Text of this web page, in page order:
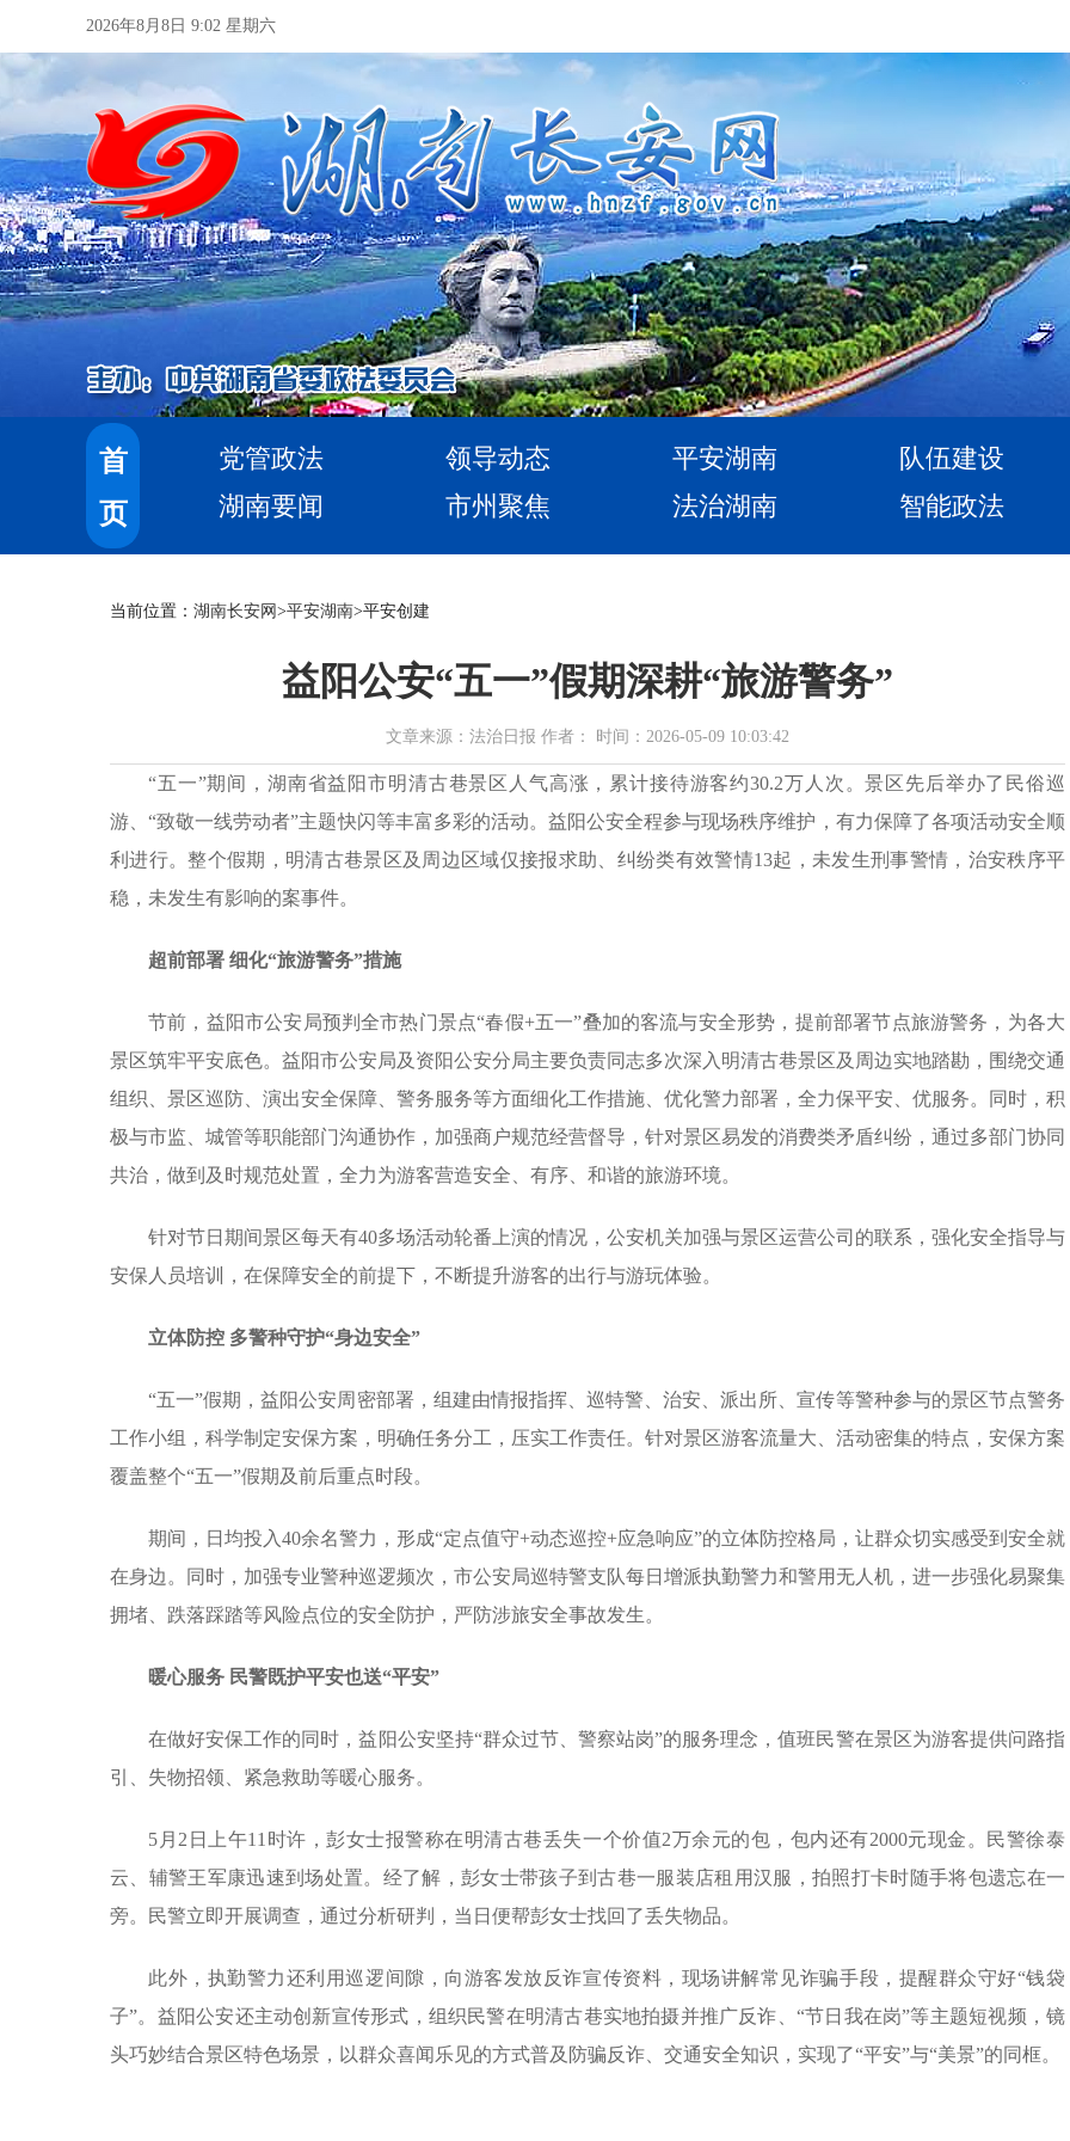
2026年8月8日 9:02 星期六
首
页
党管政法 领导动态 平安湖南
队伍建设
湖南要闻
市州聚焦 法治湖南 智能政法
当前位置： 湖南长安网 >平安湖南>平安创建
益阳公安“五一”假期深耕“旅游警务”
文章来源：法治日报 作者： 时间：2026-05-09 10:03:42
“五一”期间，湖南省益阳市明清古巷景区人气高涨，累计接待游客约30.2万人次。景区先后举办了民俗巡
游、“致敬一线劳动者”主题快闪等丰富多彩的活动。益阳公安全程参与现场秩序维护，有力保障了各项活动安全顺
利进行。整个假期，明清古巷景区及周边区域仅接报求助、纠纷类有效警情13起，未发生刑事警情，治安秩序平
稳，未发生有影响的案事件。
超前部署 细化“旅游警务”措施
节前，益阳市公安局预判全市热门景点“春假+五一”叠加的客流与安全形势，提前部署节点旅游警务，为各大
景区筑牢平安底色。益阳市公安局及资阳公安分局主要负责同志多次深入明清古巷景区及周边实地踏勘，围绕交通
组织、景区巡防、演出安全保障、警务服务等方面细化工作措施、优化警力部署，全力保平安、优服务。同时，积
极与市监、城管等职能部门沟通协作，加强商户规范经营督导，针对景区易发的消费类矛盾纠纷，通过多部门协同
共治，做到及时规范处置，全力为游客营造安全、有序、和谐的旅游环境。
针对节日期间景区每天有40多场活动轮番上演的情况，公安机关加强与景区运营公司的联系，强化安全指导与
安保人员培训，在保障安全的前提下，不断提升游客的出行与游玩体验。
立体防控 多警种守护“身边安全”
“五一”假期，益阳公安周密部署，组建由情报指挥、巡特警、治安、派出所、宣传等警种参与的景区节点警务
工作小组，科学制定安保方案，明确任务分工，压实工作责任。针对景区游客流量大、活动密集的特点，安保方案
覆盖整个“五一”假期及前后重点时段。
期间，日均投入40余名警力，形成“定点值守+动态巡控+应急响应”的立体防控格局，让群众切实感受到安全就
在身边。同时，加强专业警种巡逻频次，市公安局巡特警支队每日增派执勤警力和警用无人机，进一步强化易聚集
拥堵、跌落踩踏等风险点位的安全防护，严防涉旅安全事故发生。
暖心服务 民警既护平安也送“平安”
在做好安保工作的同时，益阳公安坚持“群众过节、警察站岗”的服务理念，值班民警在景区为游客提供问路指
引、失物招领、紧急救助等暖心服务。
5月2日上午11时许，彭女士报警称在明清古巷丢失一个价值2万余元的包，包内还有2000元现金。民警徐泰
云、辅警王军康迅速到场处置。经了解，彭女士带孩子到古巷一服装店租用汉服，拍照打卡时随手将包遗忘在一
旁。民警立即开展调查，通过分析研判，当日便帮彭女士找回了丢失物品。
此外，执勤警力还利用巡逻间隙，向游客发放反诈宣传资料，现场讲解常见诈骗手段，提醒群众守好“钱袋
子”。益阳公安还主动创新宣传形式，组织民警在明清古巷实地拍摄并推广反诈、“节日我在岗”等主题短视频，镜
头巧妙结合景区特色场景，以群众喜闻乐见的方式普及防骗反诈、交通安全知识，实现了“平安”与“美景”的同框。